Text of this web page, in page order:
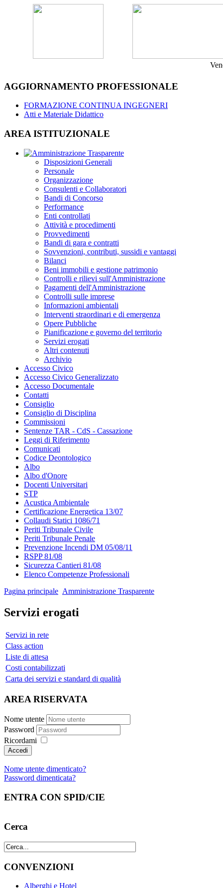
AGGIORNAMENTO PROFESSIONALE
FORMAZIONE CONTINUA INGEGNERI
Atti e Materiale Didattico
AREA ISTITUZIONALE
Disposizioni Generali
Personale
Organizzazione
Consulenti e Collaboratori
Bandi di Concorso
Performance
Enti controllati
Attività e procedimenti
Provvedimenti
Bandi di gara e contratti
Sovvenzioni, contributi, sussidi e vantaggi
Bilanci
Beni immobili e gestione patrimonio
Controlli e rilievi sull'Amministrazione
Pagamenti dell'Amministrazione
Controlli sulle imprese
Informazioni ambientali
Interventi straordinari e di emergenza
Opere Pubbliche
Pianificazione e governo del territorio
Servizi erogati
Altri contenuti
Archivio
Accesso Civico
Accesso Civico Generalizzato
Accesso Documentale
Contatti
Consiglio
Consiglio di Disciplina
Commissioni
Sentenze TAR - CdS - Cassazione
Leggi di Riferimento
Comunicati
Codice Deontologico
Albo
Albo d'Onore
Docenti Universitari
STP
Acustica Ambientale
Certificazione Energetica 13/07
Collaudi Statici 1086/71
Periti Tribunale Civile
Periti Tribunale Penale
Prevenzione Incendi DM 05/08/11
RSPP 81/08
Sicurezza Cantieri 81/08
Elenco Competenze Professionali
Pagina principale Amministrazione Trasparente
Servizi erogati
Servizi in rete
Class action
Liste di attesa
Costi contabilizzati
Carta dei servizi e standard di qualità
AREA RISERVATA
Nome utente
Password
Ricordami
Nome utente dimenticato?
Password dimenticata?
ENTRA CON SPID/CIE
Cerca
CONVENZIONI
Alberghi e Hotel